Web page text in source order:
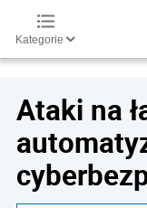
Kategorie
Ataki na